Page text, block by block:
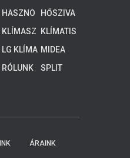
(EU)
A 3
ALACSON
HŐMÉRS
RENDSZE
HASZNO
TUDNIVA
LÓK
HŐSZIVA
TTYÚK
KLÍMASZ
ERELÉS
KLÍMATIS
LG KLÍMA MIDEA
RÓLUNK
SPLIT
ÁRAINK